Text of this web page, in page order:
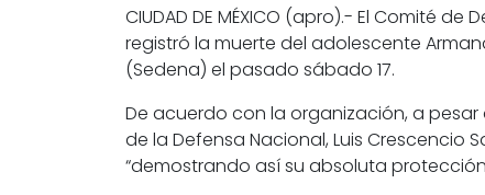
CIUDAD DE MÉXICO (apro).- El Comité
registró la muerte del adolescente
(Sedena) el pasado sábado 17.
De acuerdo con la organización, a pesar
de la Defensa Nacional, Luis Crescencio
“demostrando así su absoluta